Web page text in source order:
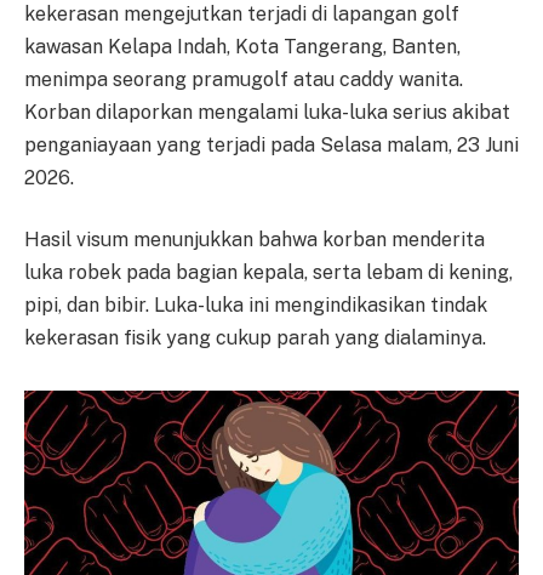
kekerasan mengejutkan terjadi di lapangan golf
kawasan Kelapa Indah, Kota Tangerang, Banten,
menimpa seorang pramugolf atau caddy wanita.
Korban dilaporkan mengalami luka-luka serius akibat
penganiayaan yang terjadi pada Selasa malam, 23 Juni
2026.
Hasil visum menunjukkan bahwa korban menderita
luka robek pada bagian kepala, serta lebam di kening,
pipi, dan bibir. Luka-luka ini mengindikasikan tindak
kekerasan fisik yang cukup parah yang dialaminya.